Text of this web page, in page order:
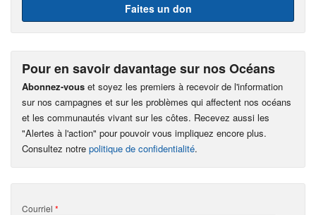
Faites un don
Pour en savoir davantage sur nos Océans
Abonnez-vous et soyez les premiers à recevoir de l'information
sur nos campagnes et sur les problèmes qui affectent nos océans
et les communautés vivant sur les côtes. Recevez aussi les
"Alertes à l'action" pour pouvoir vous impliquez encore plus.
Consultez notre politique de confidentialité.
Courriel *